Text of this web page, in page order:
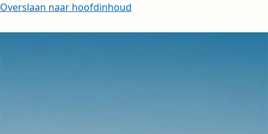
Overslaan naar hoofdinhoud